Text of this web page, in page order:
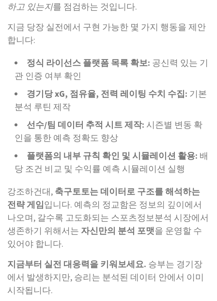
하고 있는지를 점검하는 것입니다.
지금 당장 실전에서 구현 가능한 몇 가지 행동을 제안
합니다:
정식 라이선스 플랫폼 목록 확보: 공신력 있는 기
관 인증 여부 확인
경기당 xG, 점유율, 전력 레이팅 수치 수집: 기본
분석 루틴 제작
선수/팀 데이터 추적 시트 제작: 시즌별 변동 확
인을 통한 예측 정확도 향상
플랫폼의 내부 규칙 확인 및 시뮬레이션 활용: 배
당 조건 비교 및 수익률 예측 시뮬레이션 실행
강조하건대, 축구토토는 데이터로 구조를 해석하는
전략 게임입니다. 예측의 정교함은 정보의 깊이에서
나오며, 갈수록 고도화되는 스포츠정보분석 시장에서
생존하기 위해서는 자신만의 분석 포맷을 운영할 수
있어야 합니다.
지금부터 실전 대응력을 키워보세요. 승부는 경기장
에서 발생하지만, 승리는 분석된 데이터 안에서 이미
시작됩니다.